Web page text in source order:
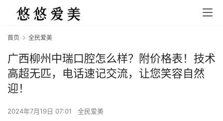
首页 全民爱美
广西柳州中瑞口腔怎么样？附价格表！技术
高超无匹，电话速记交流，让您笑容自然
迎！
2024年7月19日 07:01 全民爱美